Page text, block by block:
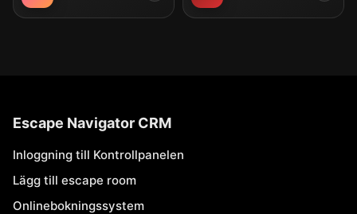
Escape Navigator CRM
Inloggning till Kontrollpanelen
Lägg till escape room
Onlinebokningssystem